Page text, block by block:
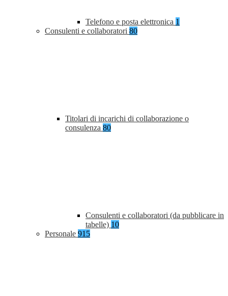
Telefono e posta elettronica 1
Consulenti e collaboratori 80
Titolari di incarichi di collaborazione o
consulenza 80
Consulenti e collaboratori (da pubblicare in
tabelle) 10
Personale 915